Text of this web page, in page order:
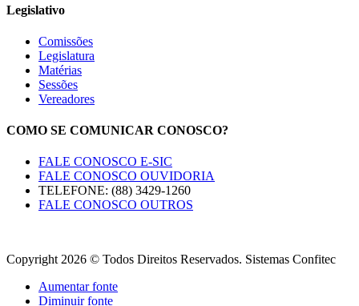
Legislativo
Comissões
Legislatura
Matérias
Sessões
Vereadores
COMO SE COMUNICAR CONOSCO?
FALE CONOSCO E-SIC
FALE CONOSCO OUVIDORIA
TELEFONE: (88) 3429-1260
FALE CONOSCO OUTROS
Copyright 2026 © Todos Direitos Reservados. Sistemas Confitec
Aumentar fonte
Diminuir fonte